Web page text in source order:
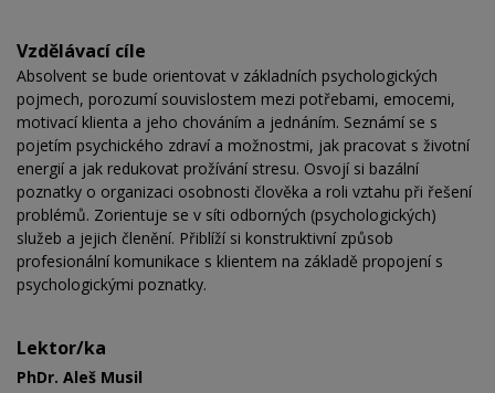
Vzdělávací cíle
Absolvent se bude orientovat v základních psychologických
pojmech, porozumí souvislostem mezi potřebami, emocemi,
motivací klienta a jeho chováním a jednáním. Seznámí se s
pojetím psychického zdraví a možnostmi, jak pracovat s životní
energií a jak redukovat prožívání stresu. Osvojí si bazální
poznatky o organizaci osobnosti člověka a roli vztahu při řešení
problémů. Zorientuje se v síti odborných (psychologických)
služeb a jejich členění. Přiblíží si konstruktivní způsob
profesionální komunikace s klientem na základě propojení s
psychologickými poznatky.
Lektor/ka
PhDr. Aleš Musil